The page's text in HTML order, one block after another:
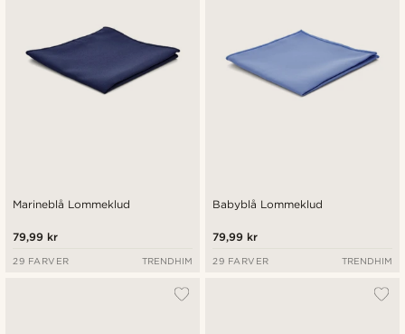
Marineblå Lommeklud
79,99 kr
29 FARVER TRENDHIM
Babyblå Lommeklud
79,99 kr
29 FARVER TRENDHIM